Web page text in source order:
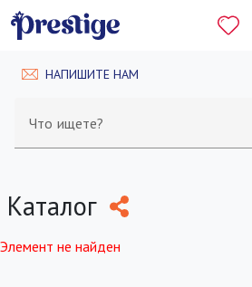
НАПИШИТЕ НАМ
Что ищете?
Каталог
Элемент не найден